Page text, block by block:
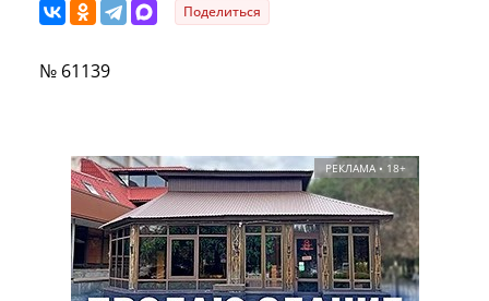
Поделиться
№ 61139
РЕКЛАМА • 18+